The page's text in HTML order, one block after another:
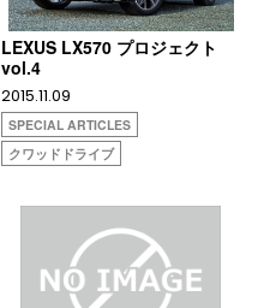
LEXUS LX570 プロジェクト
vol.4
2015.11.09
SPECIAL ARTICLES
クワッドドライブ